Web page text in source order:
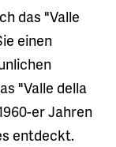
das "Valle
einen
"Valle della
er Jahren
entdeckt.